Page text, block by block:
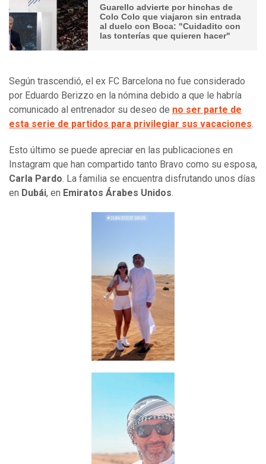
Guarello advierte por hinchas de
Colo Colo que viajaron sin entrada
al duelo con Boca: "Cuidadito con
las tonterías que quieren hacer"
Según trascendió, el ex FC Barcelona no fue considerado
por Eduardo Berizzo en la nómina debido a que le habría
comunicado al entrenador su deseo de no ser parte de
esta serie de partidos para privilegiar sus vacaciones.
Esto último se puede apreciar en las publicaciones en
Instagram que han compartido tanto Bravo como su esposa,
Carla Pardo. La familia se encuentra disfrutando unos días
en Dubái, en Emiratos Árabes Unidos.